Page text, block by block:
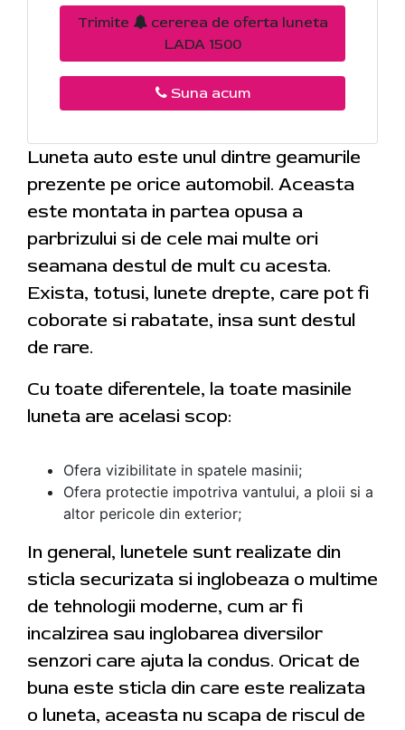
Trimite
cererea de oferta luneta
LADA 1500
Suna acum
Luneta auto este unul dintre geamurile
prezente pe orice automobil. Aceasta
este montata in partea opusa a
parbrizului si de cele mai multe ori
seamana destul de mult cu acesta.
Exista, totusi, lunete drepte, care pot fi
coborate si rabatate, insa sunt destul
de rare.
Cu toate diferentele, la toate masinile
luneta are acelasi scop:
Ofera vizibilitate in spatele masinii;
Ofera protectie impotriva vantului, a ploii si a
altor pericole din exterior;
In general, lunetele sunt realizate din
sticla securizata si inglobeaza o multime
de tehnologii moderne, cum ar fi
incalzirea sau inglobarea diversilor
senzori care ajuta la condus. Oricat de
buna este sticla din care este realizata
o luneta, aceasta nu scapa de riscul de